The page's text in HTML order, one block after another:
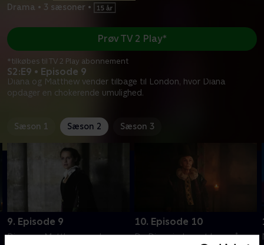
Drama • 3 sæsoner •
S2:E9 • Episode 9
Diana og Matthew vender tilbage til London, hvor Diana
opdager en chokerende umulighed.
Prøv TV 2 Play*
*tilkøbes til TV 2 Play abonnement
Sæson 1 Sæson 2 Sæson 3
9. Episode 9
Diana og Matthew vender
10. Episode 10
Da Diana indser, at hun må